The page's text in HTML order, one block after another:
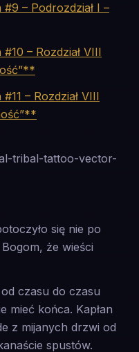
– Podrozdział I –
– Rozdział VIII
– Rozdział VIII
tribal-tattoo-vector-
się nie po
że wieści
czasu do czasu
mieć końca. Kapłan
z mijanych drzwi od
spustów.